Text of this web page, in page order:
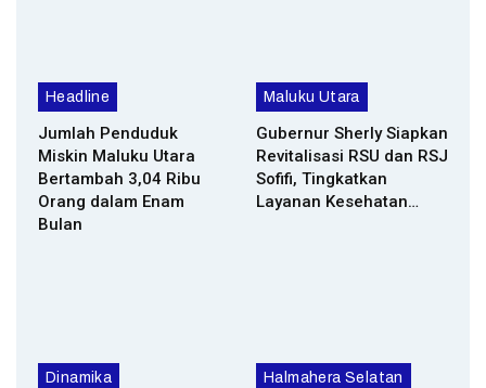
Headline
Jumlah Penduduk
Miskin Maluku Utara
Bertambah 3,04 Ribu
Orang dalam Enam
Bulan
Maluku Utara
Gubernur Sherly Siapkan
Revitalisasi RSU dan RSJ
Sofifi, Tingkatkan
Layanan Kesehatan…
Dinamika Halmahera Selatan